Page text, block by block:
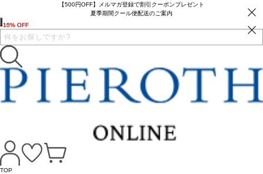
【500円OFF】メルマガ登録で割引クーポンプレゼント
夏季期間クール便配送のご案内
TOP
15% OFF
10% OFF